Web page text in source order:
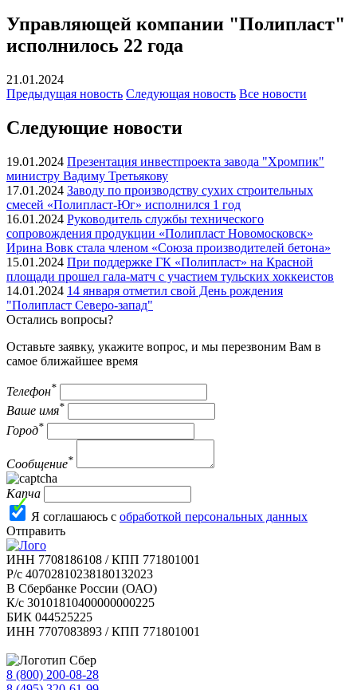
Управляющей компании "Полипласт"
исполнилось 22 года
21.01.2024
Предыдущая новость Следующая новость Все новости
Следующие новости
19.01.2024 Презентация инвестпроекта завода "Хромпик"
министру Вадиму Третьякову
17.01.2024 Заводу по производству сухих строительных
смесей «Полипласт-Юг» исполнился 1 год
16.01.2024 Руководитель службы технического
сопровождения продукции «Полипласт Новомосковск»
Ирина Вовк стала членом «Союза производителей бетона»
15.01.2024 При поддержке ГК «Полипласт» на Красной
площади прошел гала-матч с участием тульских хоккеистов
14.01.2024 14 января отметил свой День рождения
"Полипласт Северо-запад"
Остались вопросы?
Оставьте заявку, укажите вопрос, и мы перезвоним Вам в
самое ближайшее время
Телефон*
Ваше имя*
Город*
Сообщение*
Капча
Я соглашаюсь с обработкой персональных данных
Отправить
ИНН 7708186108 / КПП 771801001
Р/с 40702810238180132023
В Сбербанке России (ОАО)
К/с 30101810400000000225
БИК 044525225
ИНН 7707083893 / КПП 771801001
8 (800) 200-08-28